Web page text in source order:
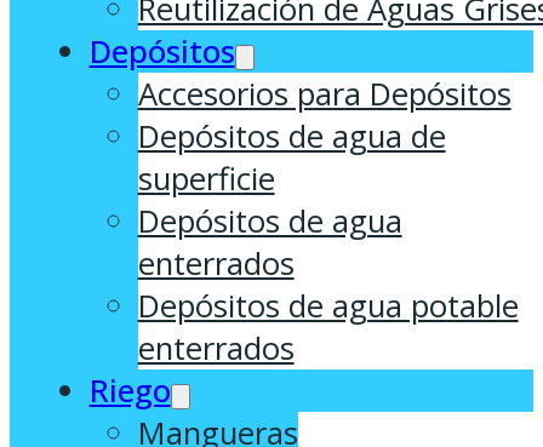
Reutilización de Aguas
Depósitos
Accesorios para Depósitos
Depósitos de agua de
superficie
Depósitos de agua
enterrados
Depósitos de agua potable
enterrados
Riego
Mangueras